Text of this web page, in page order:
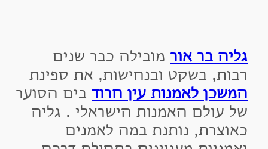
בר אור מובילה כבר שנים
בשקט ובנחישות, את ספינת
לאמנות עין חרודבים הסוער
עולם האמנות הישראלי . גליה
נותנת במה לאמנים